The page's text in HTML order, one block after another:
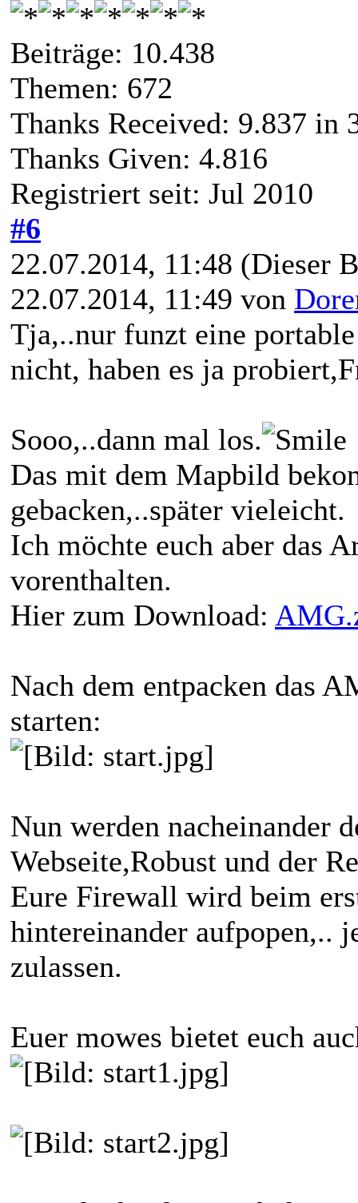
Beiträge: 10.438
Themen: 672
Thanks Received: 9.837 in
Thanks Given: 4.816
Registriert seit: Jul 2010
#6
22.07.2014, 11:48 (Dieser
22.07.2014, 11:49 von
Tja,..nur funzt eine
nicht, haben es ja
Sooo,..dann mal los.
Das mit dem Mapbild
gebacken,..später vieleicht.
Ich möchte euch aber das
vorenthalten.
Hier zum Download:
Nach dem entpacken das
starten:
Nun werden nacheinander
Webseite,Robust und der
Eure Firewall wird beim
hintereinander aufpopen,..
zulassen.
Euer mowes bietet euch